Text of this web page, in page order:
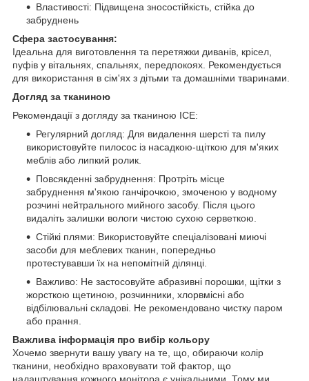
Властивості: Підвищена зносостійкість, стійка до
забруднень
Сфера застосування:
Ідеальна для виготовлення та перетяжки диванів, крісел,
пуфів у вітальнях, спальнях, передпокоях. Рекомендується
для використання в сім'ях з дітьми та домашніми тваринами.
Догляд за тканиною
Рекомендації з догляду за тканиною ICE:
Регулярний догляд: Для видалення шерсті та пилу
використовуйте пилосос із насадкою-щіткою для м'яких
меблів або липкий ролик.
Повсякденні забруднення: Протріть місце
забруднення м'якою ганчірочкою, змоченою у водному
розчині нейтрального мийного засобу. Після цього
видаліть залишки вологи чистою сухою серветкою.
Стійкі плями: Використовуйте спеціалізовані миючі
засоби для меблевих тканин, попередньо
протестувавши їх на непомітній ділянці.
Важливо: Не застосовуйте абразивні порошки, щітки з
жорсткою щетиною, розчинники, хлорвмісні або
відбілювальні складові. Не рекомендовано чистку паром
або прання.
Важлива інформація про вибір кольору
Хочемо звернути вашу увагу на те, що, обираючи колір
тканини, необхідно враховувати той фактор, що
налаштування кожного монітора є унікальними. Тому ми